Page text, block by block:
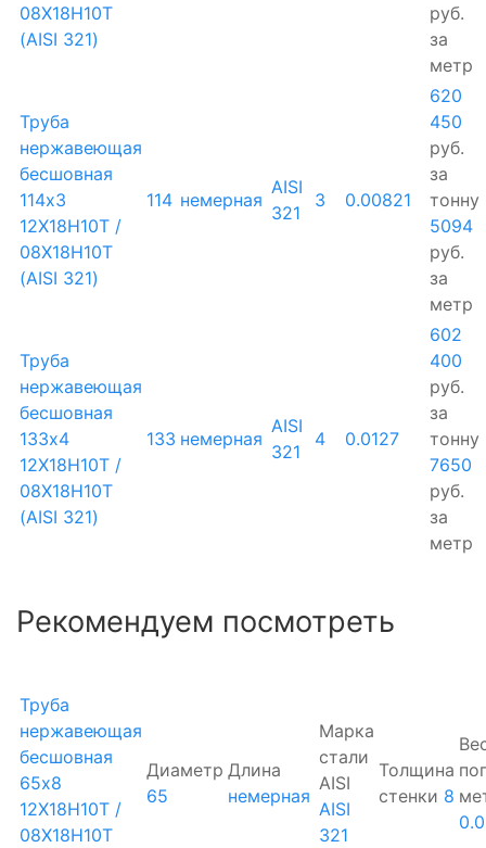
08Х18Н10Т
(AISI 321)
руб.
за
метр
Труба
нержавеющая
бесшовная
114х3
12Х18Н10Т /
08Х18Н10Т
(AISI 321)
114 немерная
AISI
321
3 0.00821
620
450
руб.
за
тонну
5094
руб.
за
метр
Труба
нержавеющая
бесшовная
133х4
12Х18Н10Т /
08Х18Н10Т
(AISI 321)
133 немерная
AISI
321
4 0.0127
602
400
руб.
за
тонну
7650
руб.
за
метр
Рекомендуем посмотреть
Труба
нержавеющая
бесшовная
65х8
12Х18Н10Т /
08Х18Н10Т
Диаметр
65
Длина
немерная
Марка
стали
AISI
AISI
321
Толщина
стенки 8